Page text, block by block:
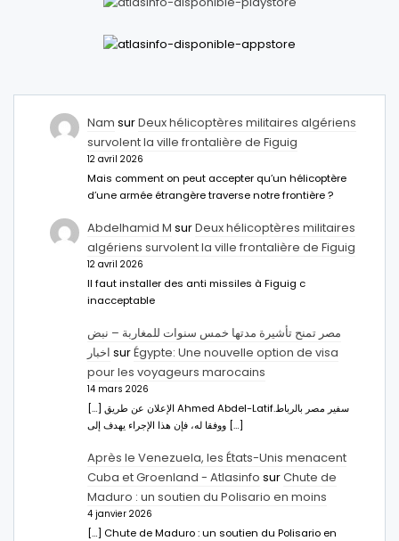
Nam surDeux hélicoptères militaires algériens
survolent la ville frontalière de Figuig
12 avril 2026
Mais comment on peut accepter qu’un hélicoptère
d’une armée étrangère traverse notre frontière ?
Abdelhamid M surDeux hélicoptères militaires
algériens survolent la ville frontalière de Figuig
12 avril 2026
Il faut installer des anti missiles à Figuig c
inacceptable
مصر تمنح تأشيرة مدتها خمس سنوات للمغاربة – نبض
اخبار surÉgypte: Une nouvelle option de visa
pour les voyageurs marocains
14 mars 2026
[…] الإعلان عن طريق Ahmed Abdel-Latifسفير مصر بالرباط.
ووفقا له، فإن هذا الإجراء يهدف إلى […]
Après le Venezuela, les États-Unis menacent
Cuba et Groenland - Atlasinfo surChute de
Maduro : un soutien du Polisario en moins
4 janvier 2026
[…] Chute de Maduro : un soutien du Polisario en